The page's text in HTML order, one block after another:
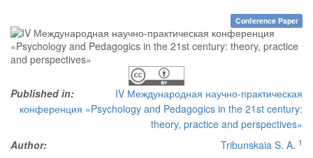
Conference Paper
Published in:
IV Международная научно-практическая
конференция «Psychology and Pedagogics in the 21st century:
theory, practice and perspectives»
Author:
Tribunskaia S. A. 1